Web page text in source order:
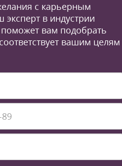
с карьерным
в индустрии
вам подобрать
вашим целям